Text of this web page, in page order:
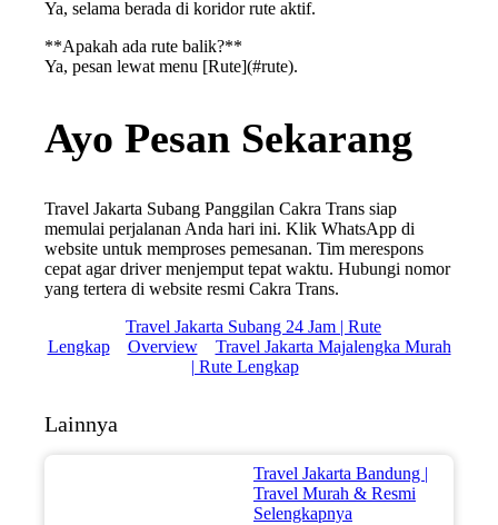
Ya, selama berada di koridor rute aktif.
**Apakah ada rute balik?**
Ya, pesan lewat menu [Rute](#rute).
Ayo Pesan Sekarang
Travel Jakarta Subang Panggilan Cakra Trans siap
memulai perjalanan Anda hari ini. Klik WhatsApp di
website untuk memproses pemesanan. Tim merespons
cepat agar driver menjemput tepat waktu. Hubungi nomor
yang tertera di website resmi Cakra Trans.
Travel Jakarta Subang 24 Jam | Rute
Lengkap
Overview
Travel Jakarta Majalengka Murah
| Rute Lengkap
Lainnya
Travel Jakarta Bandung |
Travel Murah & Resmi
Selengkapnya